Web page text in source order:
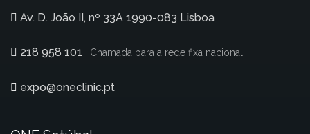
Av. D. João II, nº 33A 1990-083 Lisboa
218 958 101 | Chamada para a rede fixa nacional
expo@oneclinic.pt